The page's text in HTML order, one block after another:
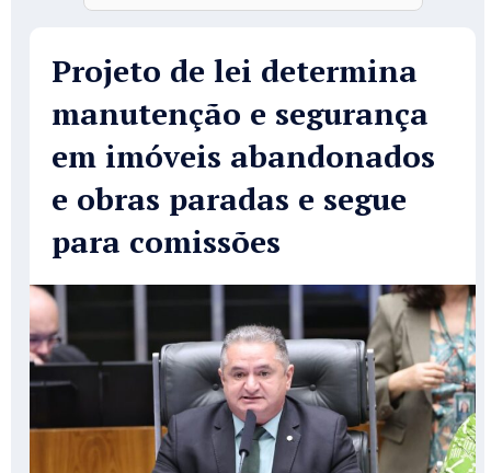
Projeto de lei determina
manutenção e segurança
em imóveis abandonados
e obras paradas e segue
para comissões